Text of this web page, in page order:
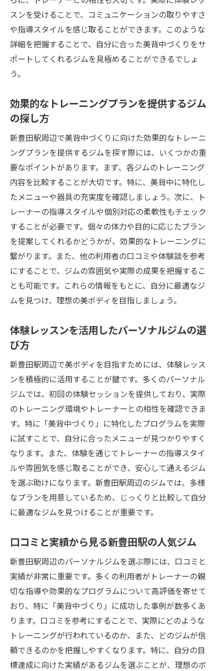
理想の美背中を目指す新豊田駅のパーソナルジ
ムの秘密
美背中を目指すためのパーソナルジムの選
択肢
効果的に背中を引き締めるトレーニング方
法
ジムでの成果を最大限に引き出すコツ
パーソナルジムの利用で得られる体型変化
ジム通いを楽しむためのヒントとアドバイ
ス
初めてでも安心新豊田駅のパーソナルジムで美
ボディを手に入れる方法
ジム初心者必見！スタートガイド
トレーニングを続けるコツとモチベーショ
ン維持法
専門家による初回カウンセリングの重要性
初心者が目標を達成するためのステップ
用
制
美背中づくり特化新豊田駅のパーソナルジムで
の成果
パーソナルジムでの背中トレーニング効果
を検証
継続的なトレーニングがもたらす体型変化
成果を実感するための計画的なアプローチ
美背中を実現した人々の体験談とその後
トレーニング後のリカバリーと栄養管理
ジムでの進捗を測るための方法とアドバイ
新豊田駅近くのパーソナルジムで理想のボディ
理想のボディラインを手に入れるためのス
テップガイド
パーソナルジムでのトレーニングプランと
その効果
トレーナーによるボディメイクのサポート
を受ける
美ボディを手にするための食事と運動の調
スンを受けることで、コミュニケーションの取りやすさ
や指導スタイルを感じ取ることができます。このような
詳細を把握することで、自分に合った美背中づくりをサ
ポートしてくれるジムを見極めることができるでしょ
う。
効果的なトレーニングプランを提供するジム
の探し方
新豊田駅周辺で美背中づくりに向けた効果的なトレーニ
ングプランを提供するジムを探す際には、いくつかの重
要なポイントがあります。まず、各ジムのトレーニング
内容を比較することが大切です。特に、美背中に特化し
たメニューや器具の充実度を確認しましょう。次に、ト
レーナーの指導スタイルや個別対応の柔軟性もチェック
することが必要です。個々の体力や目的に応じたプラン
を提案してくれるかどうかが、効果的なトレーニングに
繋がります。また、他の利用者の口コミや体験談を参考
にすることで、ジムの雰囲気や実際の成果を把握するこ
とも可能です。これらの情報をもとに、自分に最適なジ
ムを見つけ、理想の美ボディを目指しましょう。
体験レッスンを活用したパーソナルジムの選
び方
新豊田駅周辺で美ボディを目指すためには、体験レッス
ンを積極的に活用することが鍵です。多くのパーソナル
ジムでは、初回の体験セッションを提供しており、実際
のトレーニング環境やトレーナーとの相性を確認できま
す。特に「美背中づくり」に特化したプログラムを実際
に試すことで、自分に合ったメニューが見つかりやすく
なります。また、体験を通じてトレーナーの指導スタイ
ルや雰囲気を感じ取ることができ、安心して通えるジム
を選ぶ助けになります。新豊田駅周辺のジムでは、多様
なプランを用意しているため、じっくりと比較して自分
に最適なジムを見つけることが重要です。
口コミと実績から見る新豊田駅の人気ジム
新豊田駅周辺のパーソナルジムを選ぶ際には、口コミと
実績が非常に重要です。多くの利用者がトレーナーの親
切な指導や効果的なプログラムについて高評価を寄せて
おり、特に「美背中づくり」に成功した事例が数多くあ
ります。口コミを参考にすることで、実際にどのような
トレーニングが行われているのか、また、どのジムが信
頼できるのかを把握しやすくなります。特に、自分の目
標達成に向けた実績があるジムを選ぶことが、理想のボ